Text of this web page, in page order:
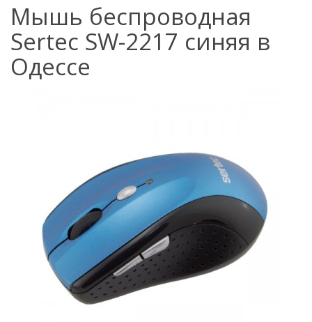
Мышь беспроводная
Sertec SW-2217 синяя в
Одессе